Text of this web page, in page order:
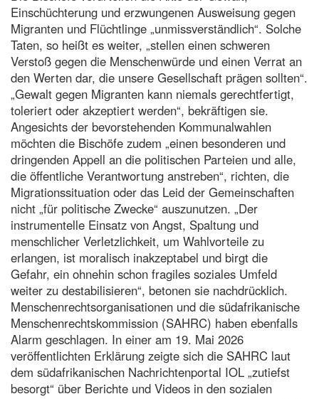
Einschüchterung und erzwungenen Ausweisung gegen
Migranten und Flüchtlinge „unmissverständlich“. Solche
Taten, so heißt es weiter, „stellen einen schweren
Verstoß gegen die Menschenwürde und einen Verrat an
den Werten dar, die unsere Gesellschaft prägen sollten“.
„Gewalt gegen Migranten kann niemals gerechtfertigt,
toleriert oder akzeptiert werden“, bekräftigen sie.
Angesichts der bevorstehenden Kommunalwahlen
möchten die Bischöfe zudem „einen besonderen und
dringenden Appell an die politischen Parteien und alle,
die öffentliche Verantwortung anstreben“, richten, die
Migrationssituation oder das Leid der Gemeinschaften
nicht „für politische Zwecke“ auszunutzen. „Der
instrumentelle Einsatz von Angst, Spaltung und
menschlicher Verletzlichkeit, um Wahlvorteile zu
erlangen, ist moralisch inakzeptabel und birgt die
Gefahr, ein ohnehin schon fragiles soziales Umfeld
weiter zu destabilisieren“, betonen sie nachdrücklich.
Menschenrechtsorganisationen und die südafrikanische
Menschenrechtskommission (SAHRC) haben ebenfalls
Alarm geschlagen. In einer am 19. Mai 2026
veröffentlichten Erklärung zeigte sich die SAHRC laut
dem südafrikanischen Nachrichtenportal IOL „zutiefst
besorgt“ über Berichte und Videos in den sozialen